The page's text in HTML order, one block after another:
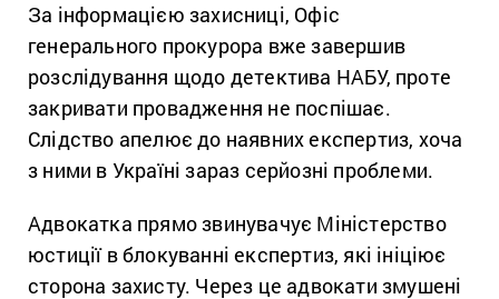
За інформацією захисниці, Офіс
генерального прокурора вже завершив
розслідування щодо детектива НАБУ, проте
закривати провадження не поспішає.
Слідство апелює до наявних експертиз, хоча
з ними в Україні зараз серйозні проблеми.
Адвокатка прямо звинувачує Міністерство
юстиції в блокуванні експертиз, які ініціює
сторона захисту. Через це адвокати змушені